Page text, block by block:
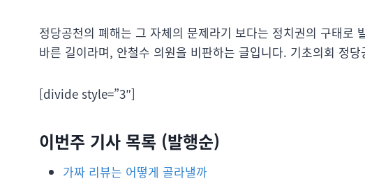
정당공천의 폐해는 그 자체의 문제라기 보다는 정치권의 구태로
바른 길이라며, 안철수 의원을 비판하는 글입니다. 기초의회 정
[divide style=”3″]
이번주 기사 목록 (발행순)
가짜 리뷰는 어떻게 골라낼까